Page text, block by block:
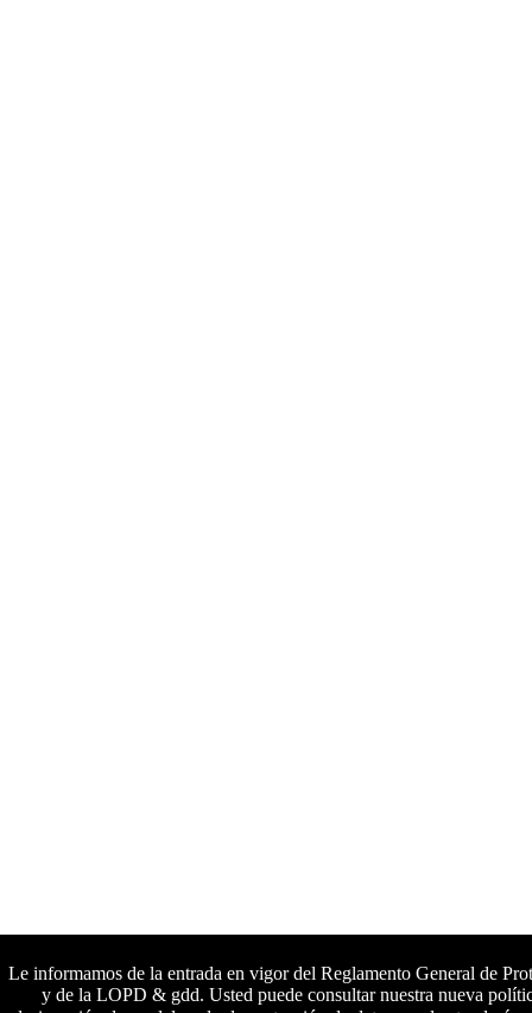
Le informamos de la entrada en vigor del Reglamento General de
y de la LOPD & gdd. Usted puede consultar nuestra nueva